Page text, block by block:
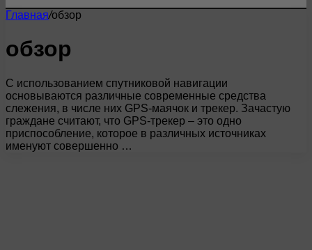
Главная/обзор
обзор
С использованием спутниковой навигации
основываются различные современные средства
слежения, в числе них GPS-маячок и трекер. Зачастую
граждане считают, что GPS-трекер – это одно
приспособление, которое в различных источниках
именуют совершенно …